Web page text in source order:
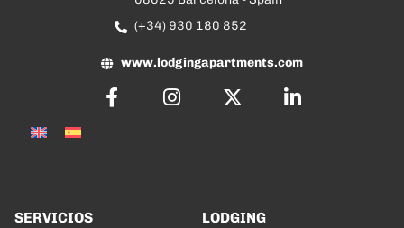
(+34) 930 180 852
www.lodgingapartments.com
SERVICIOS LODGING